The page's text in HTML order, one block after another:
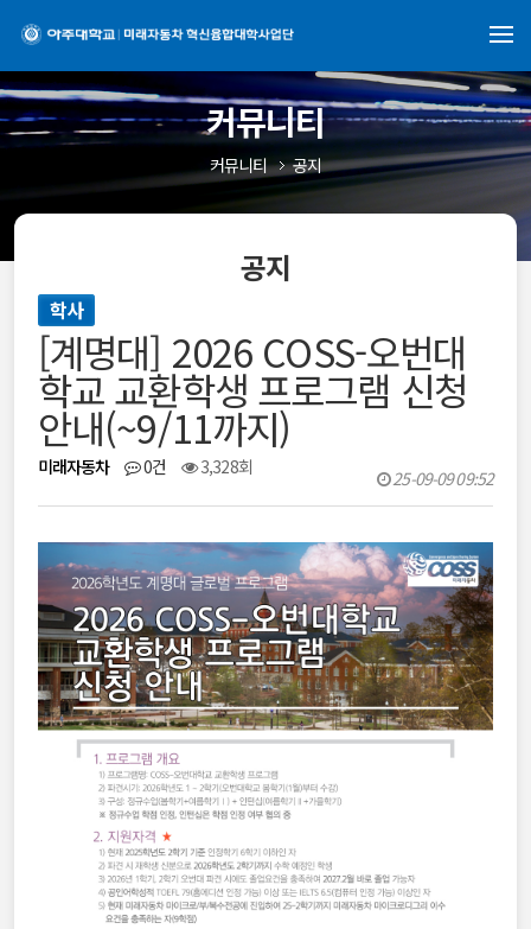
커뮤니티
커뮤니티 공지
공지
학사
[계명대] 2026 COSS-오번대
학교 교환학생 프로그램 신청
안내(~9/11까지)
미래자동차 0건 3,328회 25-09-09 09:52